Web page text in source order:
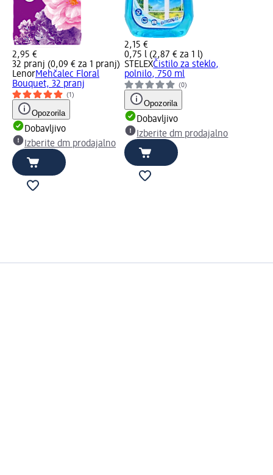
2,95 €
32 pranj (0,09 € za 1 pranj)
LenorMehčalec Floral
Bouquet, 32 pranj
(1)
Opozorila
Dobavljivo
Izberite dm prodajalno
2,15 €
0,75 l (2,87 € za 1 l)
STELEXČistilo za steklo,
polnilo, 750 ml
(0)
Opozorila
Dobavljivo
Izberite dm prodajalno